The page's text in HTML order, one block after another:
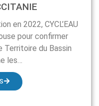
en 2022, CYCL’EAU
pour confirmer
Territoire du Bassin
les…